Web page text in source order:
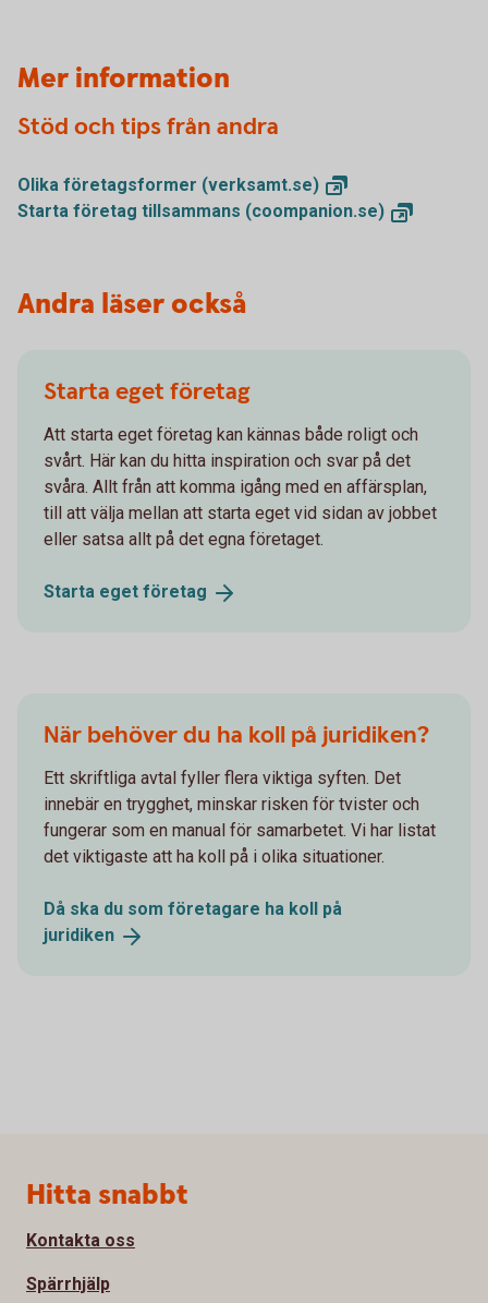
Mer information
Stöd och tips från andra
Olika företagsformer (verksamt.se)
Starta företag tillsammans (coompanion.se)
Andra läser också
Starta eget företag
Att starta eget företag kan kännas både roligt och
svårt. Här kan du hitta inspiration och svar på det
svåra. Allt från att komma igång med en affärsplan,
till att välja mellan att starta eget vid sidan av jobbet
eller satsa allt på det egna företaget.
Starta eget företag
När behöver du ha koll på juridiken?
Ett skriftliga avtal fyller flera viktiga syften. Det
innebär en trygghet, minskar risken för tvister och
fungerar som en manual för samarbetet. Vi har listat
det viktigaste att ha koll på i olika situationer.
Då ska du som företagare ha koll på
juridiken
Sidfot
Hitta snabbt
Kontakta oss
Spärrhjälp